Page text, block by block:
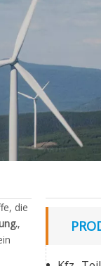
die
,